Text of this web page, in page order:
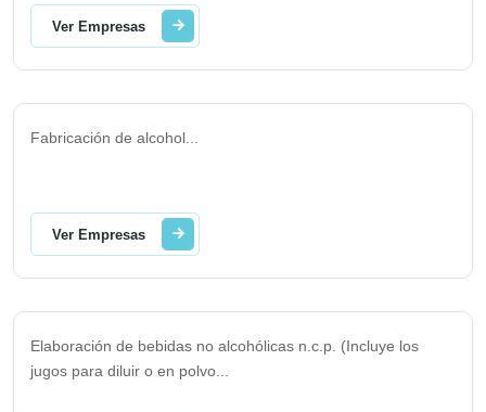
Ver Empresas
Fabricación de alcohol
Ver Empresas
Elaboración de bebidas no alcohólicas n.c.p. (Incluye los
jugos para diluir o en polvo